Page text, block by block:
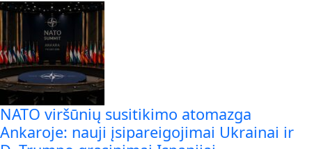
NATO viršūnių susitikimo atomazga
Ankaroje: nauji įsipareigojimai Ukrainai ir